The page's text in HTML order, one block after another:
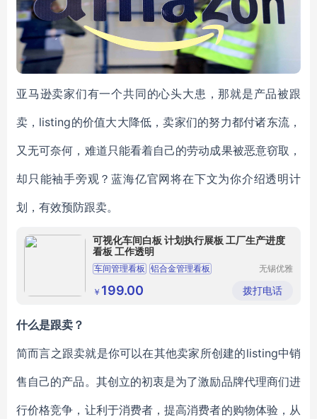
亚马逊卖家们有一个共同的心头大患，那就是产品被跟
卖，listing的价值大大降低，卖家们的努力都付诸东流，
又无可奈何，难道只能看着自己的劳动成果被恶意窃取，
却只能袖手旁观？蓝海亿官网将在下文为你介绍透明计
划，有效预防跟卖。
可视化车间白板 计划执行展板 工厂生产进度
看板 工作透明
车间管理看板 铝合金管理看板
车间生产看板
无锡优雅
用品有限
公司
￥ 199.00 拨打电话
什么是跟卖？
简而言之跟卖就是你可以在其他卖家所创建的listing中销
售自己的产品。其创立的初衷是为了激励品牌代理商们进
行价格竞争，让利于消费者，提高消费者的购物体验，从